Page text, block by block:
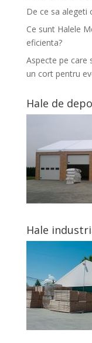
De ce sa alegeti
Ce sunt Halele
eficienta?
Aspecte pe care
un cort pentru
Hale de
Hale